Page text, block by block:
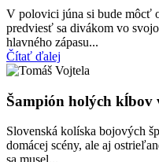
V polovici júna si bude môcť
predviesť sa divákom vo
hlavného zápasu...
Čítať ďalej
Šampión holých kĺbov
Slovenská kolíska bojových
domácej scény, ale aj